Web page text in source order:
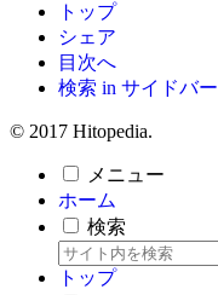
トップ
シェア
目次へ
検索 in サイドバー
© 2017 Hitopedia.
メニュー
ホーム
検索
トップ